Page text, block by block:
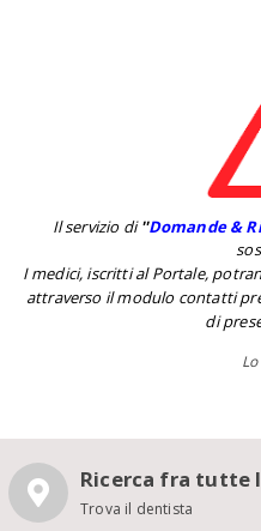
Il servizio di''Domande &
I medici, iscritti al Portale,
attraverso il modulo contatti
di
Ricerca fra tutte
Trova il dentista